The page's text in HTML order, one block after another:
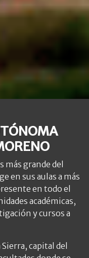
grande del
en sus aulas a más
en todo el
académicas,
y cursos a
Sierra, capital del